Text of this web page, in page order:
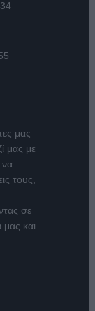
μας
μας με
να
τους,
σε
και